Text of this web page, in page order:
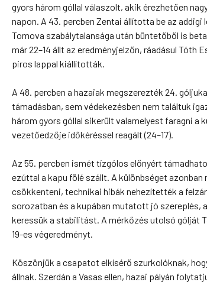
gyors három góllal válaszolt, akik érezhetően
napon. A 43. percben Zentai állította be az addigi
Tomova szabálytalansága után büntetőből is
már 22–14 állt az eredményjelzőn, ráadásul Tóth
piros lappal kiállították.
A 48. percben a hazaiak megszerezték 24.
támadásban, sem védekezésben nem találtuk
három gyors góllal sikerült valamelyest faragni a
vezetőedzője időkéréssel reagált (24–17).
Az 55. percben ismét tízgólos előnyért
ezúttal a kapu fölé szállt. A különbséget azonban
csökkenteni, technikai hibák nehezítették a
sorozatban és a kupában mutatott jó szereplés,
keressük a stabilitást. A mérkőzés utolsó gólját
19-es végeredményt.
Köszönjük a csapatot elkísérő szurkolóknak,
állnak. Szerdán a Vasas ellen, hazai pályán
0